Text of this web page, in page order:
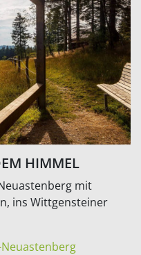
HIMMEL
mit
ins Wittgensteiner